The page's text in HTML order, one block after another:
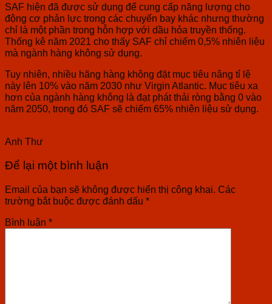
SAF hiện đã được sử dụng để cung cấp năng lượng cho
động cơ phản lực trong các chuyến bay khác nhưng thường
chỉ là một phần trong hỗn hợp với dầu hỏa truyền thống.
Thống kê năm 2021 cho thấy SAF chỉ chiếm 0,5% nhiên liệu
mà ngành hàng không sử dụng.
Tuy nhiên, nhiều hãng hàng không đặt mục tiêu nâng tỉ lệ
này lên 10% vào năm 2030 như Virgin Atlantic. Mục tiêu xa
hơn của ngành hàng không là đạt phát thải ròng bằng 0 vào
năm 2050, trong đó SAF sẽ chiếm 65% nhiên liệu sử dụng.
Anh Thư
Để lại một bình luận
Email của bạn sẽ không được hiển thị công khai. Các
trường bắt buộc được đánh dấu *
Bình luận *